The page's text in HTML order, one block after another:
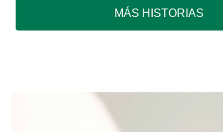
MÁS HISTORIAS